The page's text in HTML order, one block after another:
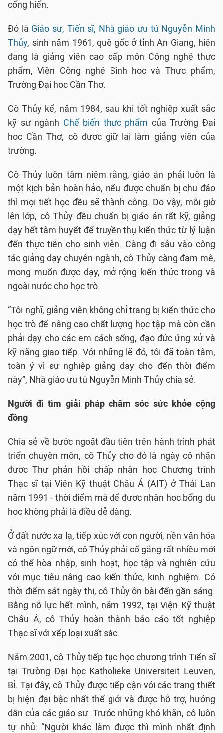
cống hiến.
Đó là Giáo sư, Tiến sĩ, Nhà giáo ưu tú Nguyễn Minh
Thủy, sinh năm 1961, quê gốc ở tỉnh An Giang, hiện
đang là giảng viên cao cấp môn Công nghệ thực
phẩm, Viện Công nghệ Sinh học và Thực phẩm,
Trường Đại học Cần Thơ.
Cô Thủy kể, năm 1984, sau khi tốt nghiệp xuất sắc
kỹ sư ngành Chế biến thực phẩm của Trường Đại
học Cần Thơ, cô được giữ lại làm giảng viên của
trường.
Cô Thủy luôn tâm niệm rằng, giáo án phải luôn là
một kịch bản hoàn hảo, nếu được chuẩn bị chu đáo
thì mọi tiết học đều sẽ thành công. Do vậy, mỗi giờ
lên lớp, cô Thủy đều chuẩn bị giáo án rất kỹ, giảng
dạy hết tâm huyết để truyền thụ kiến thức từ lý luận
đến thực tiễn cho sinh viên. Càng đi sâu vào công
tác giảng dạy chuyên ngành, cô Thủy càng đam mê,
mong muốn được dạy, mở rộng kiến thức trong và
ngoài nước cho học trò.
“Tôi nghĩ, giảng viên không chỉ trang bị kiến thức cho
học trò để nâng cao chất lượng học tập mà còn cần
phải dạy cho các em cách sống, đạo đức ứng xử và
kỹ năng giao tiếp. Với những lẽ đó, tôi đã toàn tâm,
toàn ý vì sự nghiệp giảng dạy cho đến thời điểm
này”, Nhà giáo ưu tú Nguyễn Minh Thủy chia sẻ.
Người đi tìm giải pháp chăm sóc sức khỏe cộng
đồng
Chia sẻ về bước ngoặt đầu tiên trên hành trình phát
triển chuyên môn, cô Thủy cho đó là ngày cô nhận
được Thư phản hồi chấp nhận học Chương trình
Thạc sĩ tại Viện Kỹ thuật Châu Á (AIT) ở Thái Lan
năm 1991 - thời điểm mà để được nhận học bổng du
học không phải là điều dễ dàng.
Ở đất nước xa lạ, tiếp xúc với con người, nền văn hóa
và ngôn ngữ mới, cô Thủy phải cố gắng rất nhiều mới
có thể hòa nhập, sinh hoạt, học tập và nghiên cứu
với mục tiêu nâng cao kiến thức, kinh nghiệm. Có
thời điểm sát ngày thi, cô Thủy ôn bài đến gần sáng.
Bằng nỗ lực hết mình, năm 1992, tại Viện Kỹ thuật
Châu Á, cô Thủy hoàn thành báo cáo tốt nghiệp
Thạc sĩ với xếp loại xuất sắc.
Năm 2001, cô Thủy tiếp tục học chương trình Tiến sĩ
tại Trường Đại học Katholieke Universiteit Leuven,
Bỉ. Tại đây, cô Thủy được tiếp cận với các trang thiết
bị hiện đại bậc nhất thế giới và được hỗ trợ, hướng
dẫn của các giáo sư. Trước những khó khăn, cô luôn
tự nhủ: “Người khác làm được thì mình nhất định